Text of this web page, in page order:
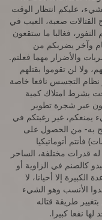
عليكم انتظار الوقت
صعبة، العيب في
فغالبا ما ستقعون
وآخر يضربكم من
والأضرار مهما فعلتم.
ولا لن تقوموا بقتلهم
نظام التجسس نافعا خاصة
بشرط امتلاك كمية
عبر شجرة تطوير
يمنعكم، غير رغبتكم في
به- من الحصول على
فأنتم أتوماتيكيا
قدرات مختلفة، الساحر
كالصنم في الزاوية أو
إلا أحيانا، لا
الأنسب وهو الشيء
طريقة قتاله
نفعا كبيرا.